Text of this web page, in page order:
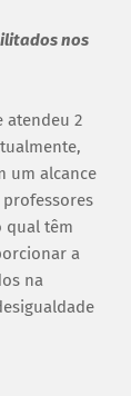
nos
atendeu 2
um alcance
professores
qual têm
a
na